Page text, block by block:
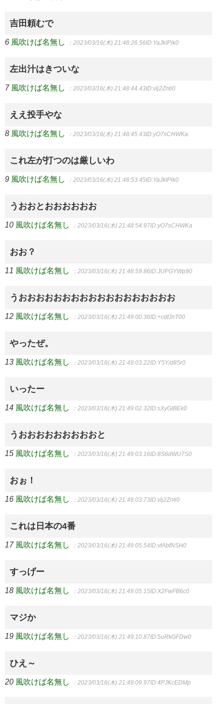
吉田頼むで
6 風吹けば名無し ：2023/03/16(木) 21:48:26.56ID:YaJkIPlk0
左出汁はきついな
7 風吹けば名無し ：2023/03/16(木) 21:48:44.43ID:vlj2Znti0
ええ投手やな
8 風吹けば名無し ：2023/03/16(木) 21:48:45.43ID:yO7sCHWKa
これ左が打つのは厳しいわ
9 風吹けば名無し ：2023/03/16(木) 21:48:53.45ID:YaJkIPlk0
うおおとおおおおおお
10 風吹けば名無し ：2023/03/16(木) 21:48:54.97ID:yO7sCHWKa
おお？
11 風吹けば名無し ：2023/03/16(木) 21:48:59.86ID:JUPGYWp90
うおおおおおおおおおおおおおおおおおお
12 風吹けば名無し ：2023/03/16(木) 21:49:00.36ID:+cdfJnT00
やったぜ。
13 風吹けば名無し ：2023/03/16(木) 21:49:03.22ID:Y5Y/d85r0
いったー
14 風吹けば名無し ：2023/03/16(木) 21:49:02.32ID:sXyGlBEk0
うおおおおおおおおおと
15 風吹けば名無し ：2023/03/16(木) 21:49:03.16ID:8S6dWU7S0
おぉ！
16 風吹けば名無し ：2023/03/16(木) 21:49:03.73ID:vlj2Znti0
これは日本の4番
17 風吹けば名無し ：2023/03/16(木) 21:49:05.54ID:vfAbfNSH0
すっげー
18 風吹けば名無し ：2023/03/16(木) 21:49:05.15ID:X2FwFB6c0
マジか
19 風吹けば名無し ：2023/03/16(木) 21:49:10.87ID:5uRkGFDw0
ひえ～
20 風吹けば名無し ：2023/03/16(木) 21:49:09.97ID:4PJKcEDMp